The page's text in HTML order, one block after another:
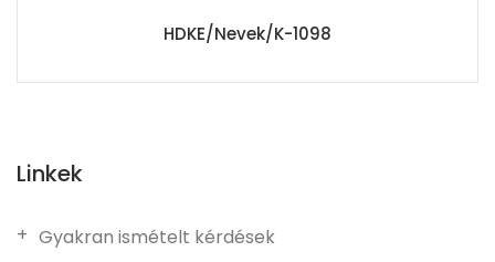
HDKE/Nevek/K-1098
Linkek
Gyakran ismételt kérdések